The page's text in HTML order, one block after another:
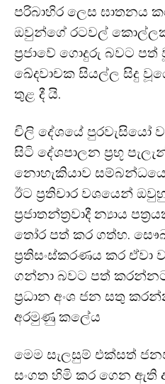
පරිබාහිර ලෙස ඝාතනය
ඔවුන්ගේ රටවල්
ප්‍රජාවේ ගොදුරු බවට
ඛේදවාචක සියල්ල සිදු
තුළ දී යි.
චිලි දේශයේ පුරවැසියෝ
සිටි දේශපාලන ප්‍රභූ
නොහැකියාව
ඊට ප්‍රතිචාර වශයෙන්
ප්‍රජාතන්ත්‍රවාදී න්‍යාය
තෝර පත් කර ගත්හ.
ප්‍රතිසංස්කරණය කර ඒවා
ගන්නා බවට පත්
ප්‍රධාන අංශ ජන සතු
අරමුණු කලේය
මෙම සැලසුම් එක්සත්
සංගත හිමි කර ගෙන ඇති